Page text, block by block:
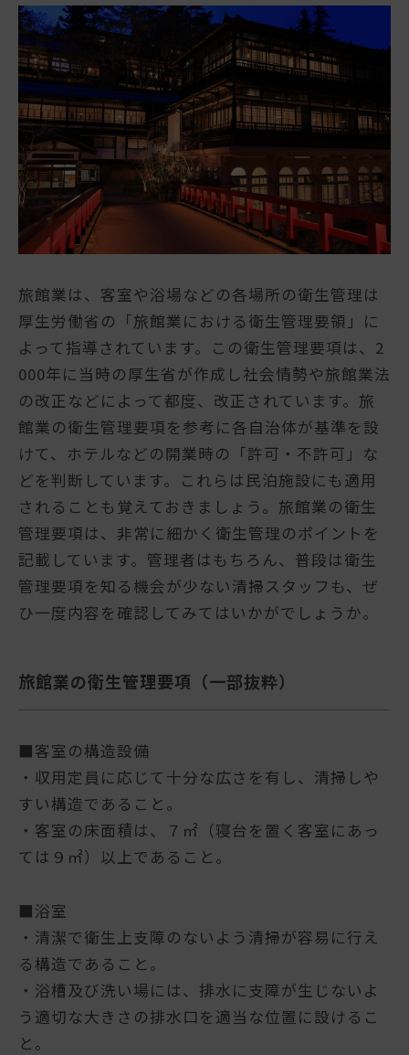
旅館業は、客室や浴場などの各場所の衛生管理は
厚生労働省の「旅館業における衛生管理要領」に
よって指導されています。この衛生管理要項は、2
000年に当時の厚生省が作成し社会情勢や旅館業法
の改正などによって都度、改正されています。旅
館業の衛生管理要項を参考に各自治体が基準を設
けて、ホテルなどの開業時の「許可・不許可」な
どを判断しています。これらは民泊施設にも適用
されることも覚えておきましょう。旅館業の衛生
管理要項は、非常に細かく衛生管理のポイントを
記載しています。管理者はもちろん、普段は衛生
管理要項を知る機会が少ない清掃スタッフも、ぜ
ひ一度内容を確認してみてはいかがでしょうか。
旅館業の衛生管理要項（一部抜粋）
■客室の構造設備
・収用定員に応じて十分な広さを有し、清掃しや
すい構造であること。
・客室の床面積は、７㎡（寝台を置く客室にあっ
ては９㎡）以上であること。
■浴室
・清潔で衛生上支障のないよう清掃が容易に行え
る構造であること。
・浴槽及び洗い場には、排水に支障が生じないよ
う適切な大きさの排水口を適当な位置に設けるこ
と。